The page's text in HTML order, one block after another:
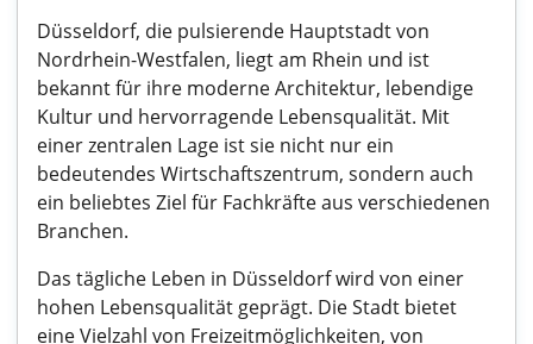
Düsseldorf, die pulsierende Hauptstadt von
Nordrhein-Westfalen, liegt am Rhein und ist
bekannt für ihre moderne Architektur, lebendige
Kultur und hervorragende Lebensqualität. Mit
einer zentralen Lage ist sie nicht nur ein
bedeutendes Wirtschaftszentrum, sondern auch
ein beliebtes Ziel für Fachkräfte aus verschiedenen
Branchen.
Das tägliche Leben in Düsseldorf wird von einer
hohen Lebensqualität geprägt. Die Stadt bietet
eine Vielzahl von Freizeitmöglichkeiten, von